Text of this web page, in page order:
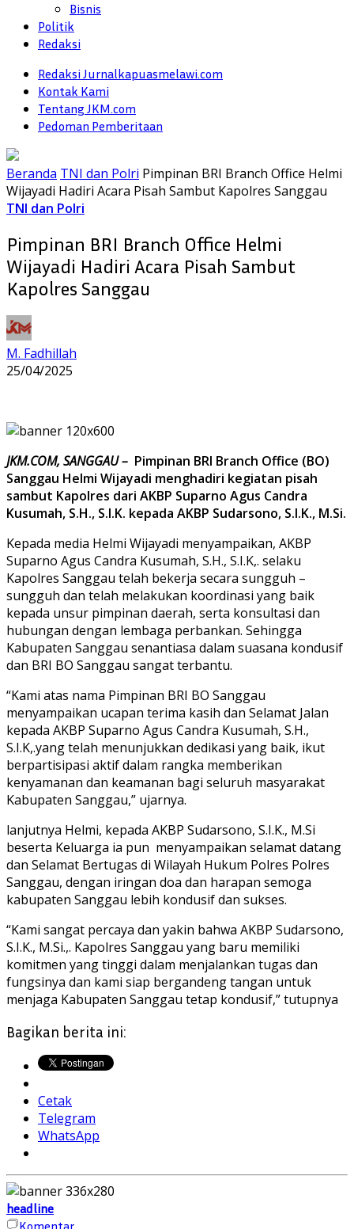
Bisnis
Politik
Redaksi
Redaksi Jurnalkapuasmelawi.com
Kontak Kami
Tentang JKM.com
Pedoman Pemberitaan
Beranda TNI dan Polri Pimpinan BRI Branch Office Helmi
Wijayadi Hadiri Acara Pisah Sambut Kapolres Sanggau
TNI dan Polri
Pimpinan BRI Branch Office Helmi
Wijayadi Hadiri Acara Pisah Sambut
Kapolres Sanggau
M. Fadhillah
25/04/2025
JKM.COM, SANGGAU – Pimpinan BRI Branch Office (BO)
Sanggau Helmi Wijayadi menghadiri kegiatan pisah
sambut Kapolres dari AKBP Suparno Agus Candra
Kusumah, S.H., S.I.K. kepada AKBP Sudarsono, S.I.K., M.Si.
Kepada media Helmi Wijayadi menyampaikan, AKBP
Suparno Agus Candra Kusumah, S.H., S.I.K,. selaku
Kapolres Sanggau telah bekerja secara sungguh –
sungguh dan telah melakukan koordinasi yang baik
kepada unsur pimpinan daerah, serta konsultasi dan
hubungan dengan lembaga perbankan. Sehingga
Kabupaten Sanggau senantiasa dalam suasana kondusif
dan BRI BO Sanggau sangat terbantu.
“Kami atas nama Pimpinan BRI BO Sanggau
menyampaikan ucapan terima kasih dan Selamat Jalan
kepada AKBP Suparno Agus Candra Kusumah, S.H.,
S.I.K,.yang telah menunjukkan dedikasi yang baik, ikut
berpartisipasi aktif dalam rangka memberikan
kenyamanan dan keamanan bagi seluruh masyarakat
Kabupaten Sanggau,” ujarnya.
lanjutnya Helmi, kepada AKBP Sudarsono, S.I.K., M.Si
beserta Keluarga ia pun menyampaikan selamat datang
dan Selamat Bertugas di Wilayah Hukum Polres Polres
Sanggau, dengan iringan doa dan harapan semoga
kabupaten Sanggau lebih kondusif dan sukses.
“Kami sangat percaya dan yakin bahwa AKBP Sudarsono,
S.I.K., M.Si.,. Kapolres Sanggau yang baru memiliki
komitmen yang tinggi dalam menjalankan tugas dan
fungsinya dan kami siap bergandeng tangan untuk
menjaga Kabupaten Sanggau tetap kondusif,” tutupnya
Bagikan berita ini:
Cetak
Telegram
WhatsApp
headline